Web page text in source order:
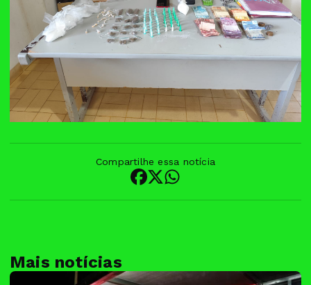
Compartilhe essa notícia
Mais notícias